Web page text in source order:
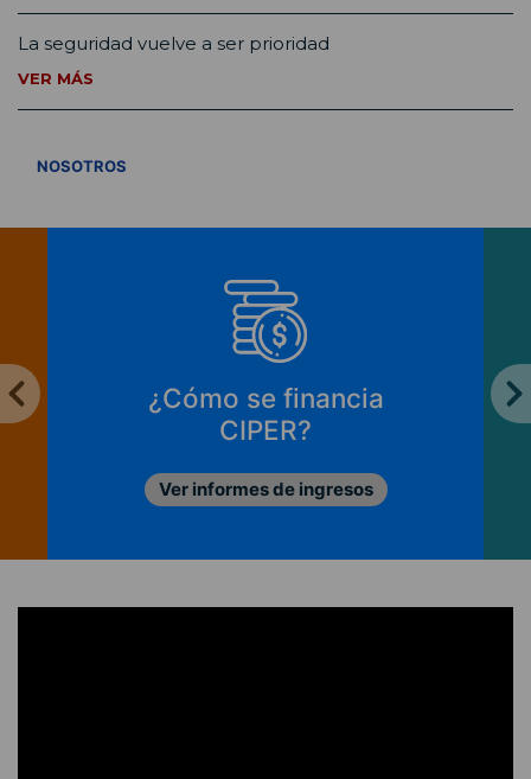
La seguridad vuelve a ser prioridad
VER MÁS
NOSOTROS
¿Cómo se financia
CIPER?
Ver informes de ingresos